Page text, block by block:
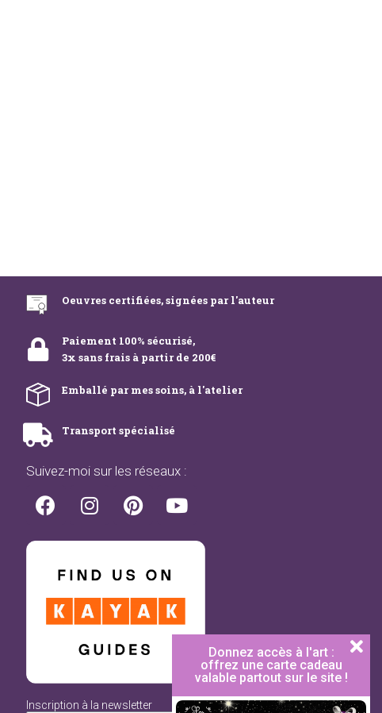
Donnez accès à l'art :
offrez une carte cadeau
valable partout sur le site !
Oeuvres certifiées, signées par l'auteur
Paiement 100% sécurisé,
3x sans frais à partir de 200€
Emballé par mes soins, à l'atelier
Transport spécialisé
Suivez-moi sur les réseaux :
Inscription à la newsletter